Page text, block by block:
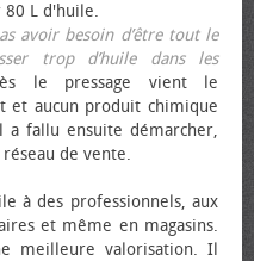
L d'huile.
avoir besoin d’être tout le
trop d’huile dans les
le pressage vient le
et aucun produit chimique
fallu ensuite démarcher,
de vente.
à des professionnels, aux
et même en magasins.
meilleure valorisation. Il